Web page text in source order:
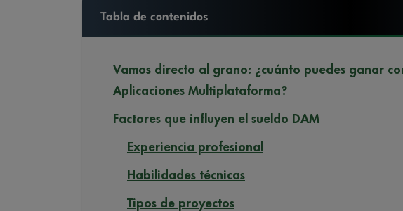
Tabla de contenidos
Vamos directo al grano: ¿cuánto puedes ganar
Aplicaciones Multiplataforma?
Factores que influyen el sueldo DAM
Experiencia profesional
Habilidades técnicas
Tipos de proyectos